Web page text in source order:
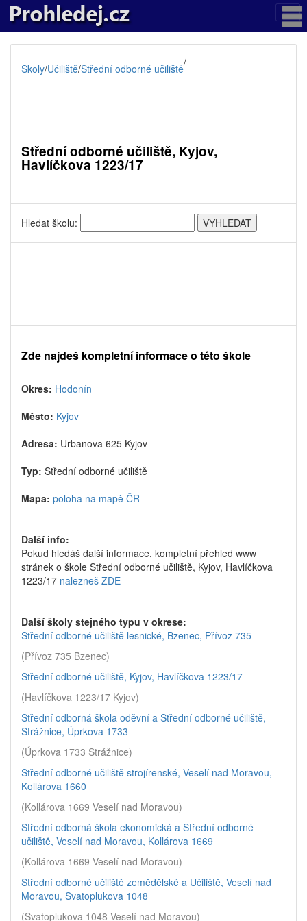
Školy/Učiliště/Střední odborné učiliště/
Střední odborné učiliště, Kyjov,
Havlíčkova 1223/17
Hledat školu:
Zde najdeš kompletní informace o této škole
Okres: Hodonín
Město: Kyjov
Adresa: Urbanova 625 Kyjov
Typ: Střední odborné učiliště
Mapa: poloha na mapě ČR
Další info:
Pokud hledáš další informace, kompletní přehled www
stránek o škole Střední odborné učiliště, Kyjov, Havlíčkova
1223/17 nalezneš ZDE
Další školy stejného typu v okrese:
Střední odborné učiliště lesnické, Bzenec, Přívoz 735
(Přívoz 735 Bzenec)
Střední odborné učiliště, Kyjov, Havlíčkova 1223/17
(Havlíčkova 1223/17 Kyjov)
Střední odborná škola oděvní a Střední odborné učiliště,
Strážnice, Úprkova 1733
(Úprkova 1733 Strážnice)
Střední odborné učiliště strojírenské, Veselí nad Moravou,
Kollárova 1660
(Kollárova 1669 Veselí nad Moravou)
Střední odborná škola ekonomická a Střední odborné
učiliště, Veselí nad Moravou, Kollárova 1669
(Kollárova 1669 Veselí nad Moravou)
Střední odborné učiliště zemědělské a Učiliště, Veselí nad
Moravou, Svatoplukova 1048
(Svatoplukova 1048 Veselí nad Moravou)